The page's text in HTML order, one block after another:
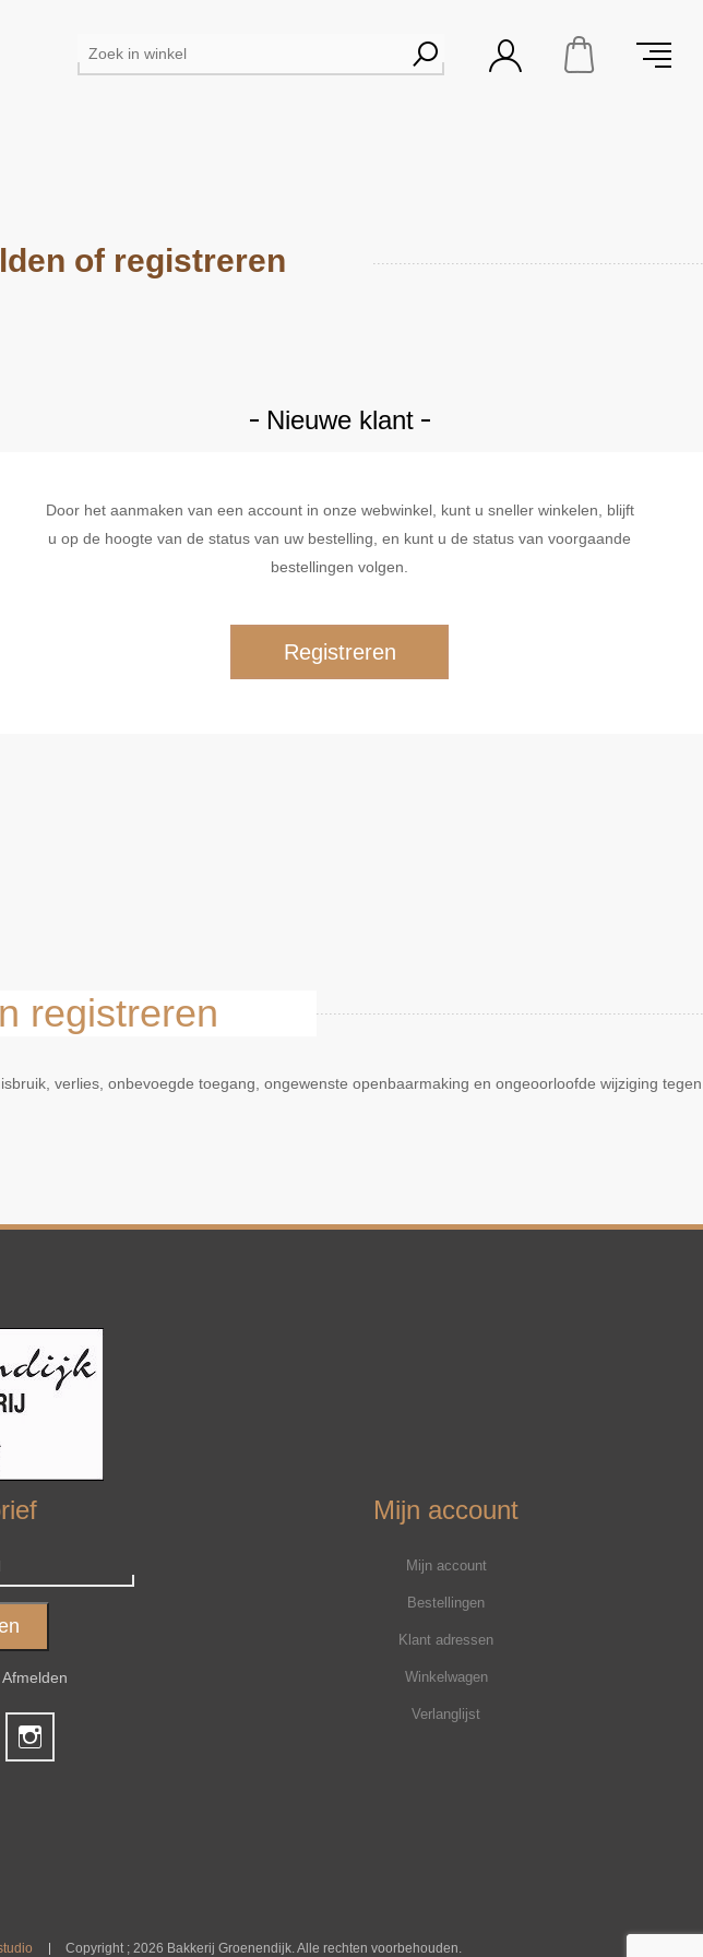
of registreren
Nieuwe klant
Door het aanmaken van een account in onze webwinkel, kunt u sneller winkelen, blijft
u op de hoogte van de status van uw bestelling, en kunt u de status van voorgaande
bestellingen volgen.
registreren
verlies, onbevoegde toegang, ongewenste openbaarmaking en ongeoorloofde wijziging tegen
Afmelden
Mijn account
Mijn account
Bestellingen
Klant adressen
Winkelwagen
Verlanglijst
Copyright ; 2026 Bakkerij Groenendijk. Alle rechten voorbehouden.